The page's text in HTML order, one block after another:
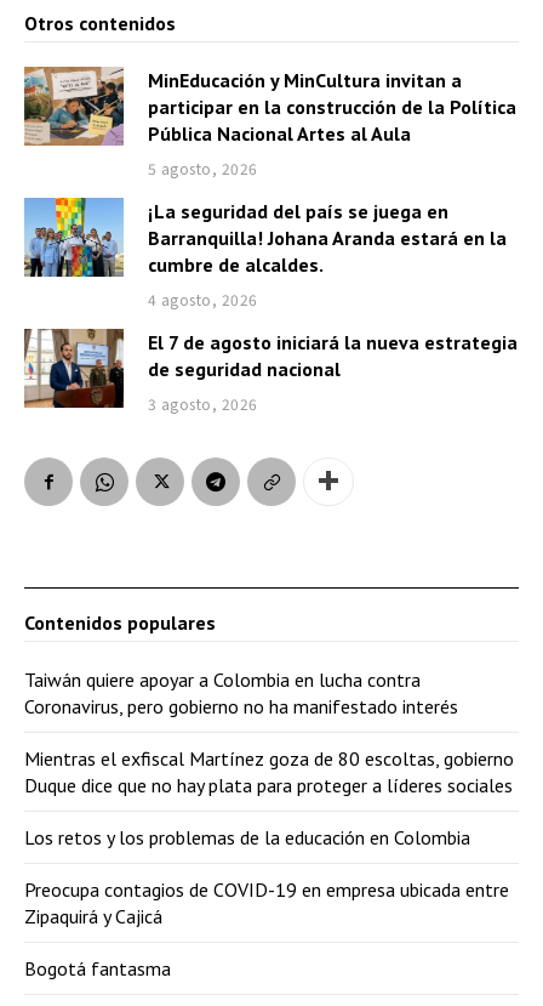
Otros contenidos
MinEducación y MinCultura invitan a
participar en la construcción de la Política
Pública Nacional Artes al Aula
5 agosto, 2026
¡La seguridad del país se juega en
Barranquilla! Johana Aranda estará en la
cumbre de alcaldes.
4 agosto, 2026
El 7 de agosto iniciará la nueva estrategia
de seguridad nacional
3 agosto, 2026
Contenidos populares
Taiwán quiere apoyar a Colombia en lucha contra
Coronavirus, pero gobierno no ha manifestado interés
Mientras el exfiscal Martínez goza de 80 escoltas, gobierno
Duque dice que no hay plata para proteger a líderes sociales
Los retos y los problemas de la educación en Colombia
Preocupa contagios de COVID-19 en empresa ubicada entre
Zipaquirá y Cajicá
Bogotá fantasma